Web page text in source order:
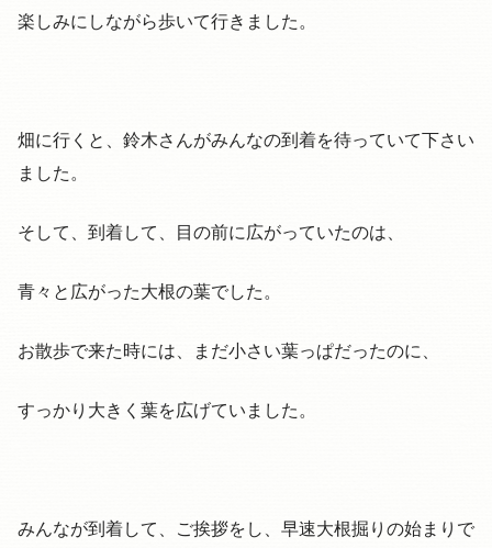
楽しみにしながら歩いて行きました。
畑に行くと、鈴木さんがみんなの到着を待っていて下さい
ました。
そして、到着して、目の前に広がっていたのは、
青々と広がった大根の葉でした。
お散歩で来た時には、まだ小さい葉っぱだったのに、
すっかり大きく葉を広げていました。
みんなが到着して、ご挨拶をし、早速大根掘りの始まりで